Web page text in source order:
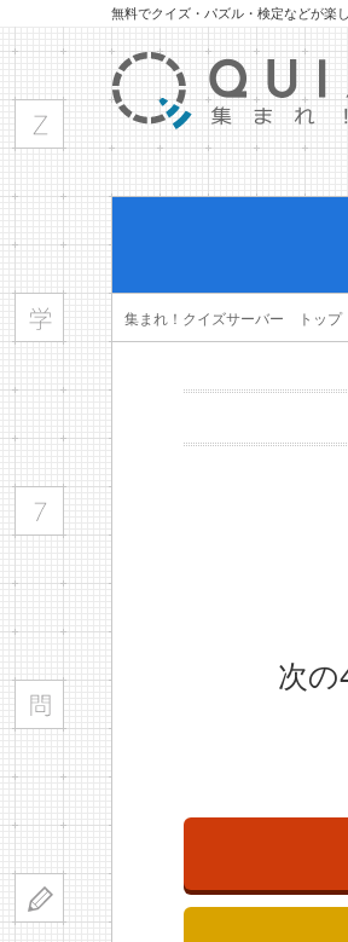
無料でクイズ・パズル・検定などが楽
集まれ！クイズサーバー トップ
次